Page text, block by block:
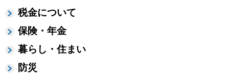
税金について
保険・年金
暮らし・住まい
防災